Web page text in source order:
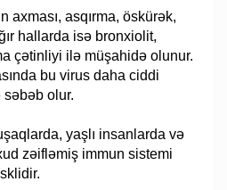
axması, asqırma, öskürək,
hallarda isə bronxiolit,
çətinliyi ilə müşahidə olunur.
bu virus daha ciddi
olur.
yaşlı insanlarda və
zəifləmiş immun sistemi